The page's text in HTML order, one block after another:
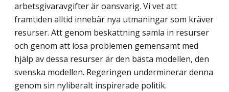
arbetsgivaravgifter är oansvarig. Vi vet att
framtiden alltid innebär nya utmaningar som kräver
resurser. Att genom beskattning samla in resurser
och genom att lösa problemen gemensamt med
hjälp av dessa resurser är den bästa modellen, den
svenska modellen. Regeringen underminerar denna
genom sin nyliberalt inspirerade politik.